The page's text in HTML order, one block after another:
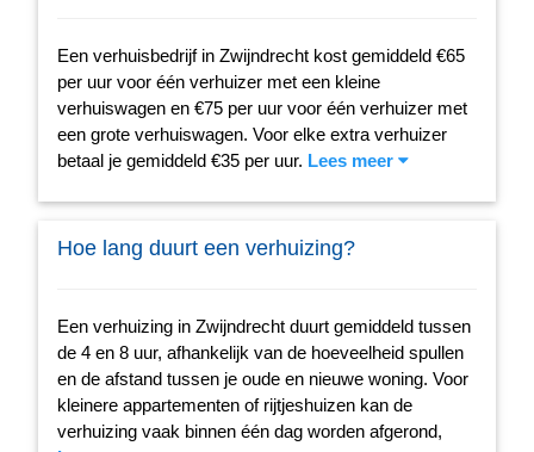
Een verhuisbedrijf in Zwijndrecht kost gemiddeld €65
per uur voor één verhuizer met een kleine
verhuiswagen en €75 per uur voor één verhuizer met
een grote verhuiswagen. Voor elke extra verhuizer
betaal je gemiddeld €35 per uur. Lees meer
Hoe lang duurt een verhuizing?
Een verhuizing in Zwijndrecht duurt gemiddeld tussen
de 4 en 8 uur, afhankelijk van de hoeveelheid spullen
en de afstand tussen je oude en nieuwe woning. Voor
kleinere appartementen of rijtjeshuizen kan de
verhuizing vaak binnen één dag worden afgerond,